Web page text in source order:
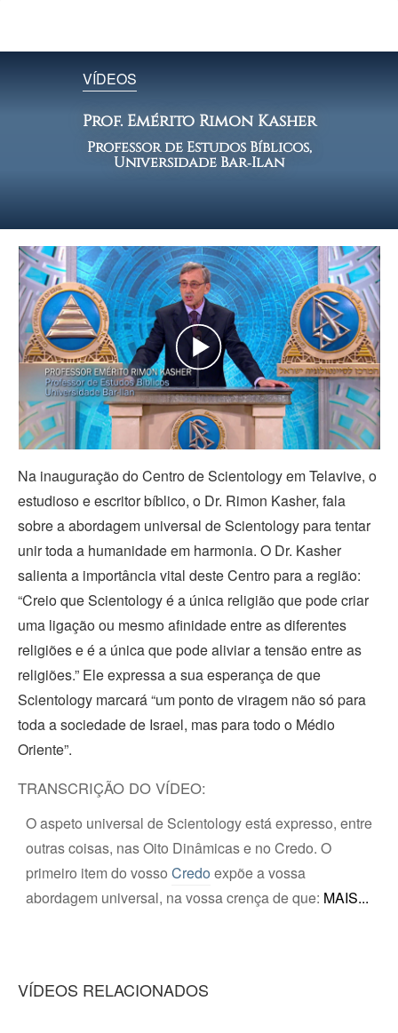
VÍDEOS
Prof. Emérito Rimon Kasher
Professor de Estudos Bíblicos,
Universidade Bar‑Ilan
Play
Video
Na inauguração do Centro de Scientology em Telavive, o
estudioso e escritor bíblico, o Dr. Rimon Kasher, fala
sobre a abordagem universal de Scientology para tentar
unir toda a humanidade em harmonia. O Dr. Kasher
salienta a importância vital deste Centro para a região:
“Creio que Scientology é a única religião que pode criar
uma ligação ou mesmo afinidade entre as diferentes
religiões e é a única que pode aliviar a tensão entre as
religiões.” Ele expressa a sua esperança de que
Scientology marcará “um ponto de viragem não só para
toda a sociedade de Israel, mas para todo o Médio
Oriente”.
TRANSCRIÇÃO DO VÍDEO:
O aspeto universal de Scientology está expresso, entre
outras coisas, nas Oito Dinâmicas e no Credo. O
primeiro item do vossoCredo expõe a vossa
abordagem universal, na vossa crença de que:
VÍDEOS RELACIONADOS